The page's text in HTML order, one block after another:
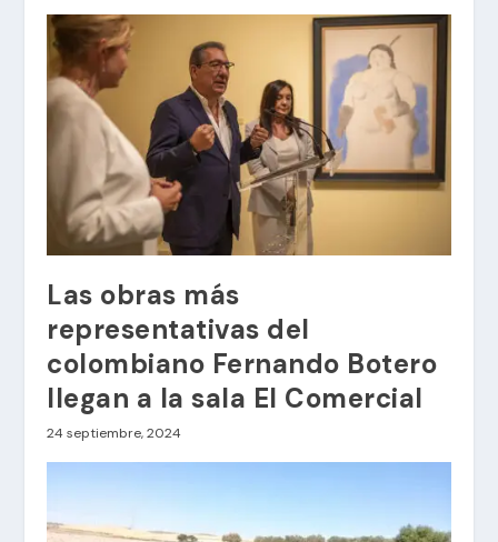
Las obras más
representativas del
colombiano Fernando Botero
llegan a la sala El Comercial
24 septiembre, 2024